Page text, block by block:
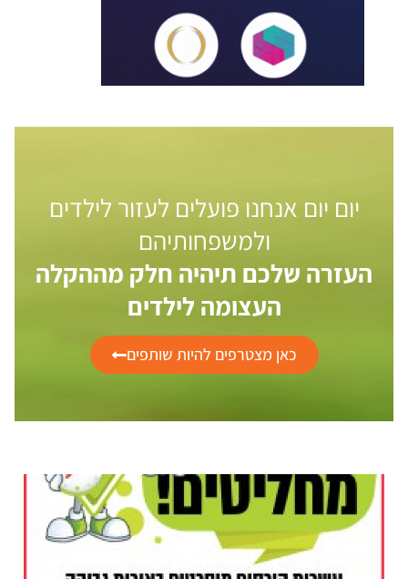
יום יום אנחנו פועלים לעזור לילדים
ולמשפחותיהם
העזרה שלכם תיהיה חלק מההקלה
העצומה לילדים
כאן מצטרפים להיות שותפים